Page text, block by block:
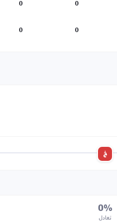
0
0
0
0
خ
0%
تعادل